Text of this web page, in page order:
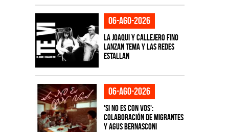
06-ago-2026
La Joaqui y Callejero Fino
lanzan tema y las redes
estallan
06-ago-2026
'Si No Es Con Vos':
colaboración de Migrantes
y Agus Bernasconi